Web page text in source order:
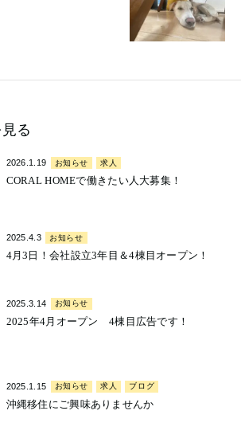
る
2026.1.19 お知らせ 求人
CORAL HOMEで働きたい人大募集！
2025.4.3 お知らせ
4月3日！会社設立3年目＆4棟目オープン！
2025.3.14 お知らせ
2025年4月オープン 4棟目広告です！
2025.1.15 お知らせ 求人 ブログ
沖縄移住にご興味ありませんか